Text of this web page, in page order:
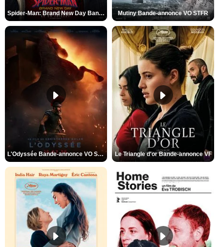
Spider-Man: Brand New Day Bande-annonce VO STFR Mutiny Bande-annonce VO STFR
L'Odyssée Bande-annonce VO STFR Le Triangle d'or Bande-annonce VF